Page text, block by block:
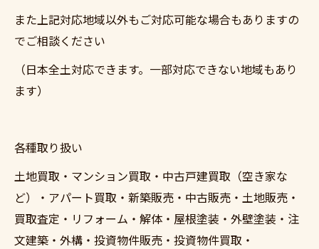
また上記対応地域以外もご対応可能な場合もありますの
でご相談ください
（日本全土対応できます。一部対応できない地域もあり
ます）
各種取り扱い
土地買取・マンション買取・中古戸建買取（空き家な
ど）・アパート買取・新築販売・中古販売・土地販売・
買取査定・リフォーム・解体・屋根塗装・外壁塗装・注
文建築・外構・投資物件販売・投資物件買取・